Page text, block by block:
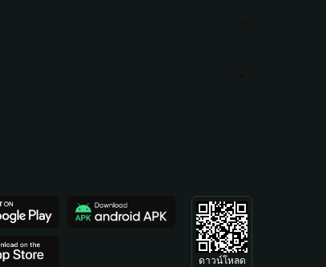
ดาวน์โหลด